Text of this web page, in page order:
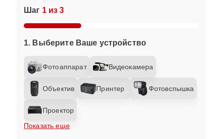
Шаг 1 из 3
1. Выберите Ваше устройство
Фотоаппарат Видеокамера
Объектив Принтер Фотовспышка
Проектор
Показать еще